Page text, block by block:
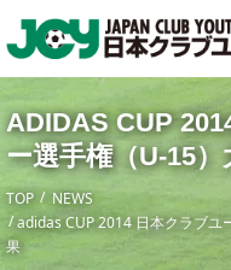
ADIDAS CUP
ー選手権（U-15
TOP
NEWS
adidas CUP 2014 日本クラブ
果